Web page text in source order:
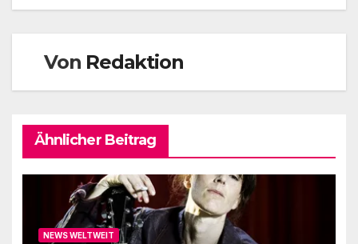
Von Redaktion
Ähnlicher Beitrag
NEWS WELTWEIT